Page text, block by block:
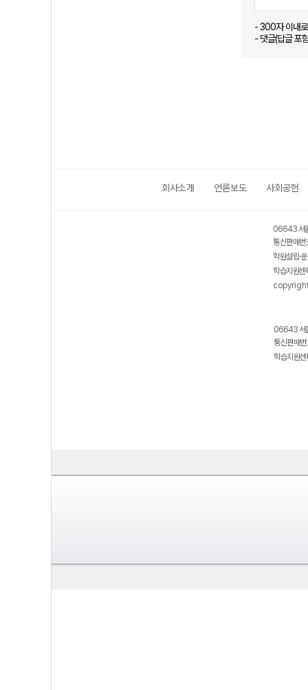
- 300자 이내
- 댓글(답글 포
회사소개 언론보도 사회공헌
06643 서
통신판매
학원설립·
학습지원
06643 서
통신판매
학습지원